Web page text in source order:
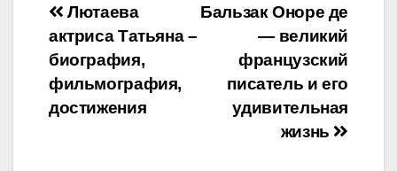
Навигация
по
записям
Бальзак Оноре де
— великий
французский
писатель и его
удивительная
жизнь
Лютаева
актриса Татьяна –
биография,
фильмография,
достижения